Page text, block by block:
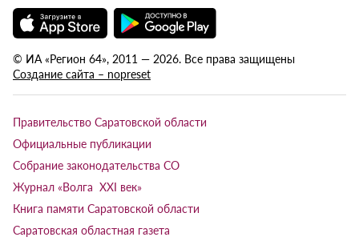
© ИА «Регион 64», 2011 — 2026. Все права защищены
Создание сайта – nopreset
Правительство Саратовской области
Официальные публикации
Собрание законодательства СО
Журнал «Волга XXI век»
Книга памяти Саратовской области
Саратовская областная газета